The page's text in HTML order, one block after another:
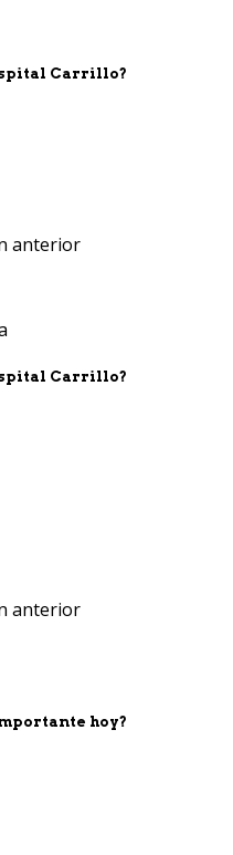
Carrillo?
anterior
Carrillo?
anterior
hoy?